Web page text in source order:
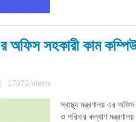
অফিস সহকারী কাম
17373 Views
স্বাস্থ্য মন্ত্রণালয় এর
ও পরিবার কল্যাণ